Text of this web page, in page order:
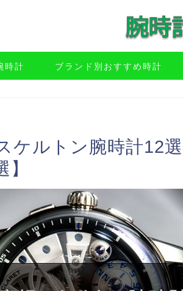
時計 ブランド別おすすめ時計
ケルトン腕時計12